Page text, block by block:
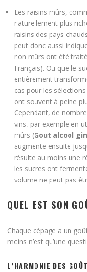
Les raisins mûrs,
naturellement plus
raisins des pays
peut donc aussi
non mûrs ont été
Français). Ou que le
entièrement
cas pour les
ont souvent à peine
Cependant, de
vins, par exemple en
mûrs (Gout alcool gin
augmente ensuite
résulte au moins une
les sucres ont
volume ne peut pas
QUEL EST SON
Chaque cépage a un
moins n’est qu’une
L’HARMONIE DES